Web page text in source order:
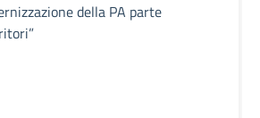
della PA parte